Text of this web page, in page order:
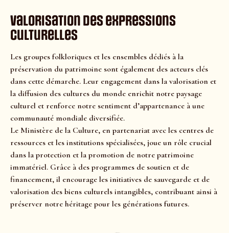
Valorisation des expressions
culturelles
Les groupes folkloriques et les ensembles dédiés à la
préservation du patrimoine sont également des acteurs clés
dans cette démarche. Leur engagement dans la valorisation et
la diffusion des cultures du monde enrichit notre paysage
culturel et renforce notre sentiment d’appartenance à une
communauté mondiale diversifiée.
Le Ministère de la Culture, en partenariat avec les centres de
ressources et les institutions spécialisées, joue un rôle crucial
dans la protection et la promotion de notre patrimoine
immatériel. Grâce à des programmes de soutien et de
financement, il encourage les initiatives de sauvegarde et de
valorisation des biens culturels intangibles, contribuant ainsi à
préserver notre héritage pour les générations futures.